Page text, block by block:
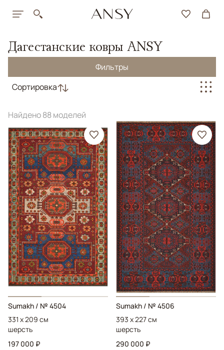
Дагестанские ковры ANSY
Фильтры
Сортировка
Найдено 88 моделей
Sumakh / № 4504
331 x 209 см
шерсть
197 000 ₽
Sumakh / № 4506
393 x 227 см
шерсть
290 000 ₽